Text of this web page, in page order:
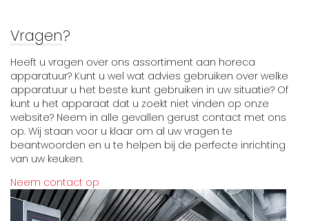
Vragen?
Heeft u vragen over ons assortiment aan horeca
apparatuur? Kunt u wel wat advies gebruiken over welke
apparatuur u het beste kunt gebruiken in uw situatie? Of
kunt u het apparaat dat u zoekt niet vinden op onze
website? Neem in alle gevallen gerust contact met ons
op. Wij staan voor u klaar om al uw vragen te
beantwoorden en u te helpen bij de perfecte inrichting
van uw keuken.
Neem contact op